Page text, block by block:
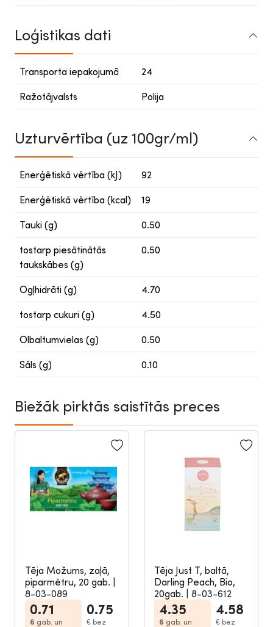
Loģistikas dati
Transporta iepakojumā 24
Ražotājvalsts Polija
Uzturvērtība (uz 100gr/ml)
Enerģētiskā vērtība (kJ) 92
Enerģētiskā vērtība (kcal) 19
Tauki (g) 0.50
tostarp piesātinātās
taukskābes (g)
0.50
Ogļhidrāti (g) 4.70
tostarp cukuri (g) 4.50
Olbaltumvielas (g) 0.50
Sāls (g) 0.10
Biežāk pirktās saistītās preces
Tēja Možums, zaļā,
piparmētru, 20 gab.
8-03-089
0.71
6 gab. un
0.75
€ bez
Tēja Just T, baltā,
Darling Peach, Bio,
20gab.
8-03-612
4.35
6 gab. un
4.58
€ bez